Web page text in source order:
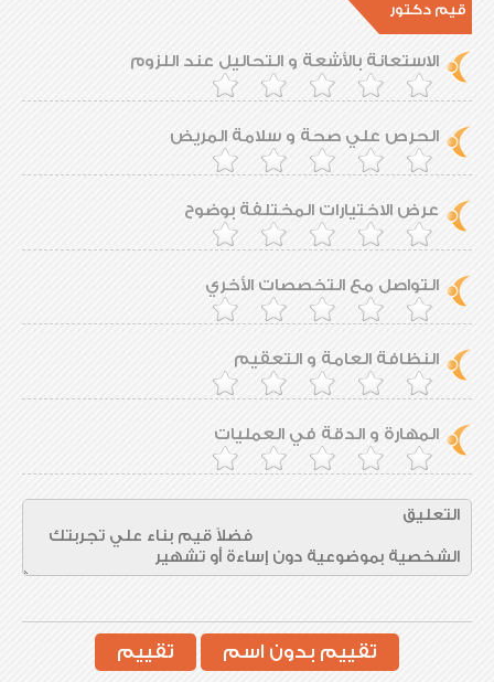
قيم دكتور
الاستعانة بالأشعة و التحاليل عند اللزوم
الحرص علي صحة و سلامة المريض
عرض الاختيارات المختلفة بوضوح
التواصل مع التخصصات الأخري
النظافة العامة و التعقيم
المهارة و الدقة في العمليات
تقييم بدون اسم تقييم